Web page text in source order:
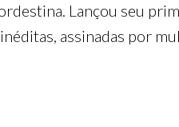
Lançou seu
assinadas por